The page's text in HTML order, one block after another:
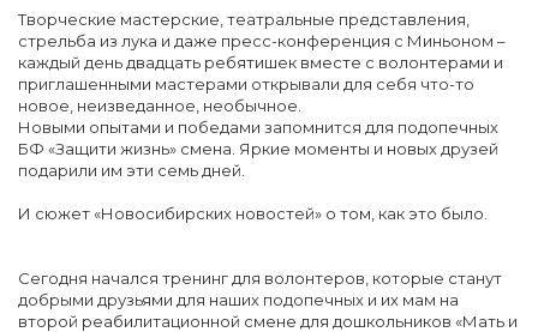
Творческие мастерские, театральные представления,
стрельба из лука и даже пресс-конференция с Миньоном –
каждый день двадцать ребятишек вместе с волонтерами и
приглашенными мастерами открывали для себя что-то
новое, неизведанное, необычное.
Новыми опытами и победами запомнится для подопечных
БФ «Защити жизнь» смена. Яркие моменты и новых друзей
подарили им эти семь дней.
И сюжет «Новосибирских новостей» о том, как это было.
Сегодня начался тренинг для волонтеров, которые станут
добрыми друзьями для наших подопечных и их мам на
второй реабилитационной смене для дошкольников «Мать и